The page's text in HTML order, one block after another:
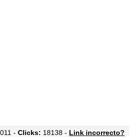
- Clicks: 18138 - Link incorrecto?